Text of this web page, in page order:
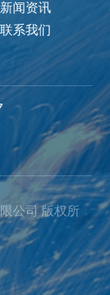
新闻资讯
联系我们
公司 版权所